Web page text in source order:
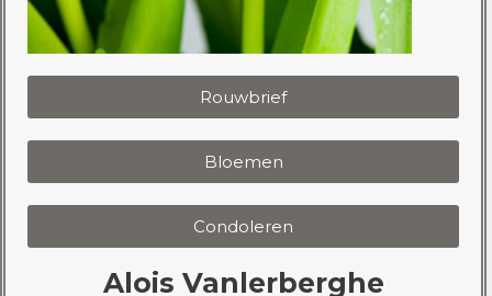
Rouwbrief
Bloemen
Condoleren
Alois Vanlerberghe